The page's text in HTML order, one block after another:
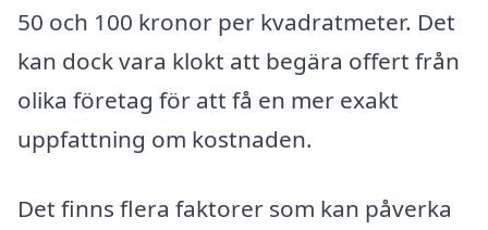
50 och 100 kronor per kvadratmeter. Det
kan dock vara klokt att begära offert från
olika företag för att få en mer exakt
uppfattning om kostnaden.
Det finns flera faktorer som kan påverka